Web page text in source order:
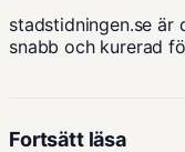
stadstidningen.se är
snabb och kurerad
Fortsätt läsa